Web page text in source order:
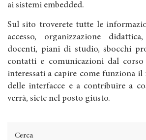
ai sistemi embedded.
Sul sito troverete tutte le
accesso, organizzazione
docenti, piani di studio, sbocchi
contatti e comunicazioni dal
interessati a capire come funziona
delle interfacce e a contribuire a
verrà, siete nel posto giusto.
Cerca